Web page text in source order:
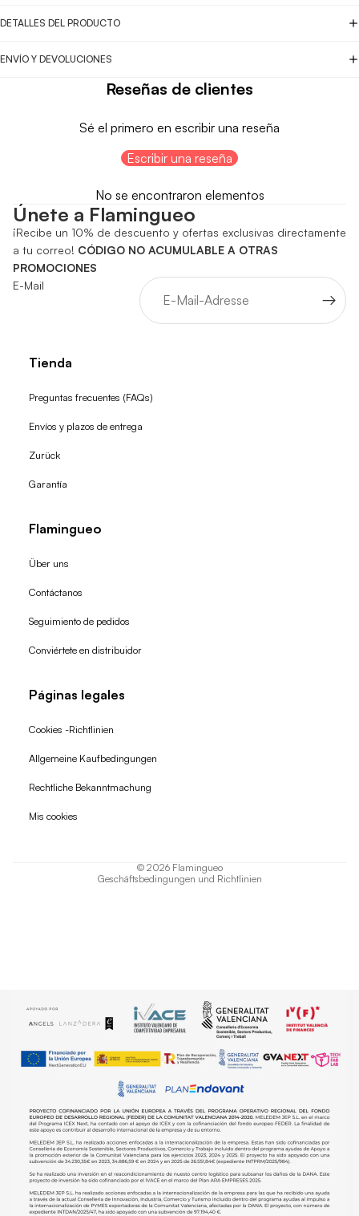
DETALLES DEL PRODUCTO
ENVÍO Y DEVOLUCIONES
Reseñas de clientes
Sé el primero en escribir una reseña
Escribir una reseña
No se encontraron elementos
Únete a Flamingueo
¡Recibe un 10% de descuento y ofertas exclusivas directamente
a tu correo! CÓDIGO NO ACUMULABLE A OTRAS
PROMOCIONES
E-Mail
Tienda
Preguntas frecuentes (FAQs)
Envíos y plazos de entrega
Zurück
Garantía
Flamingueo
Über uns
Contáctanos
Seguimiento de pedidos
Conviértete en distribuidor
Páginas legales
Cookies -Richtlinien
Allgemeine Kaufbedingungen
Rechtliche Bekanntmachung
Mis cookies
© 2026 Flamingueo
Geschäftsbedingungen und Richtlinien
Widerrufsrecht